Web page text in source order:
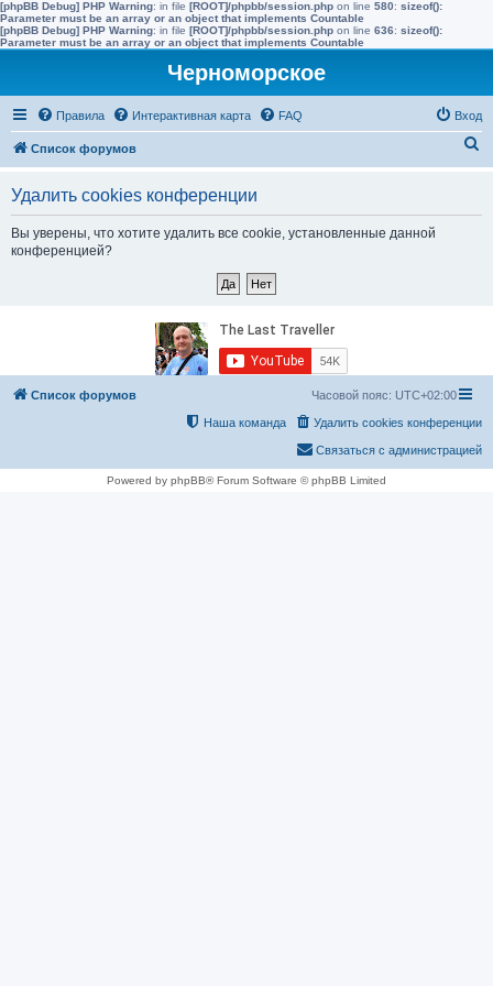
[phpBB Debug] PHP Warning: in file [ROOT]/phpbb/session.php on line 580: sizeof():
Parameter must be an array or an object that implements Countable
[phpBB Debug] PHP Warning: in file [ROOT]/phpbb/session.php on line 636: sizeof():
Parameter must be an array or an object that implements Countable
Черноморское
Правила Интерактивная карта FAQ Вход
Список форумов
Удалить cookies конференции
Вы уверены, что хотите удалить все cookie, установленные данной
конференцией?
Список форумов Часовой пояс: UTC+02:00
Удалить cookies конференции
Наша команда
Связаться с администрацией
Powered by phpBB® Forum Software © phpBB Limited